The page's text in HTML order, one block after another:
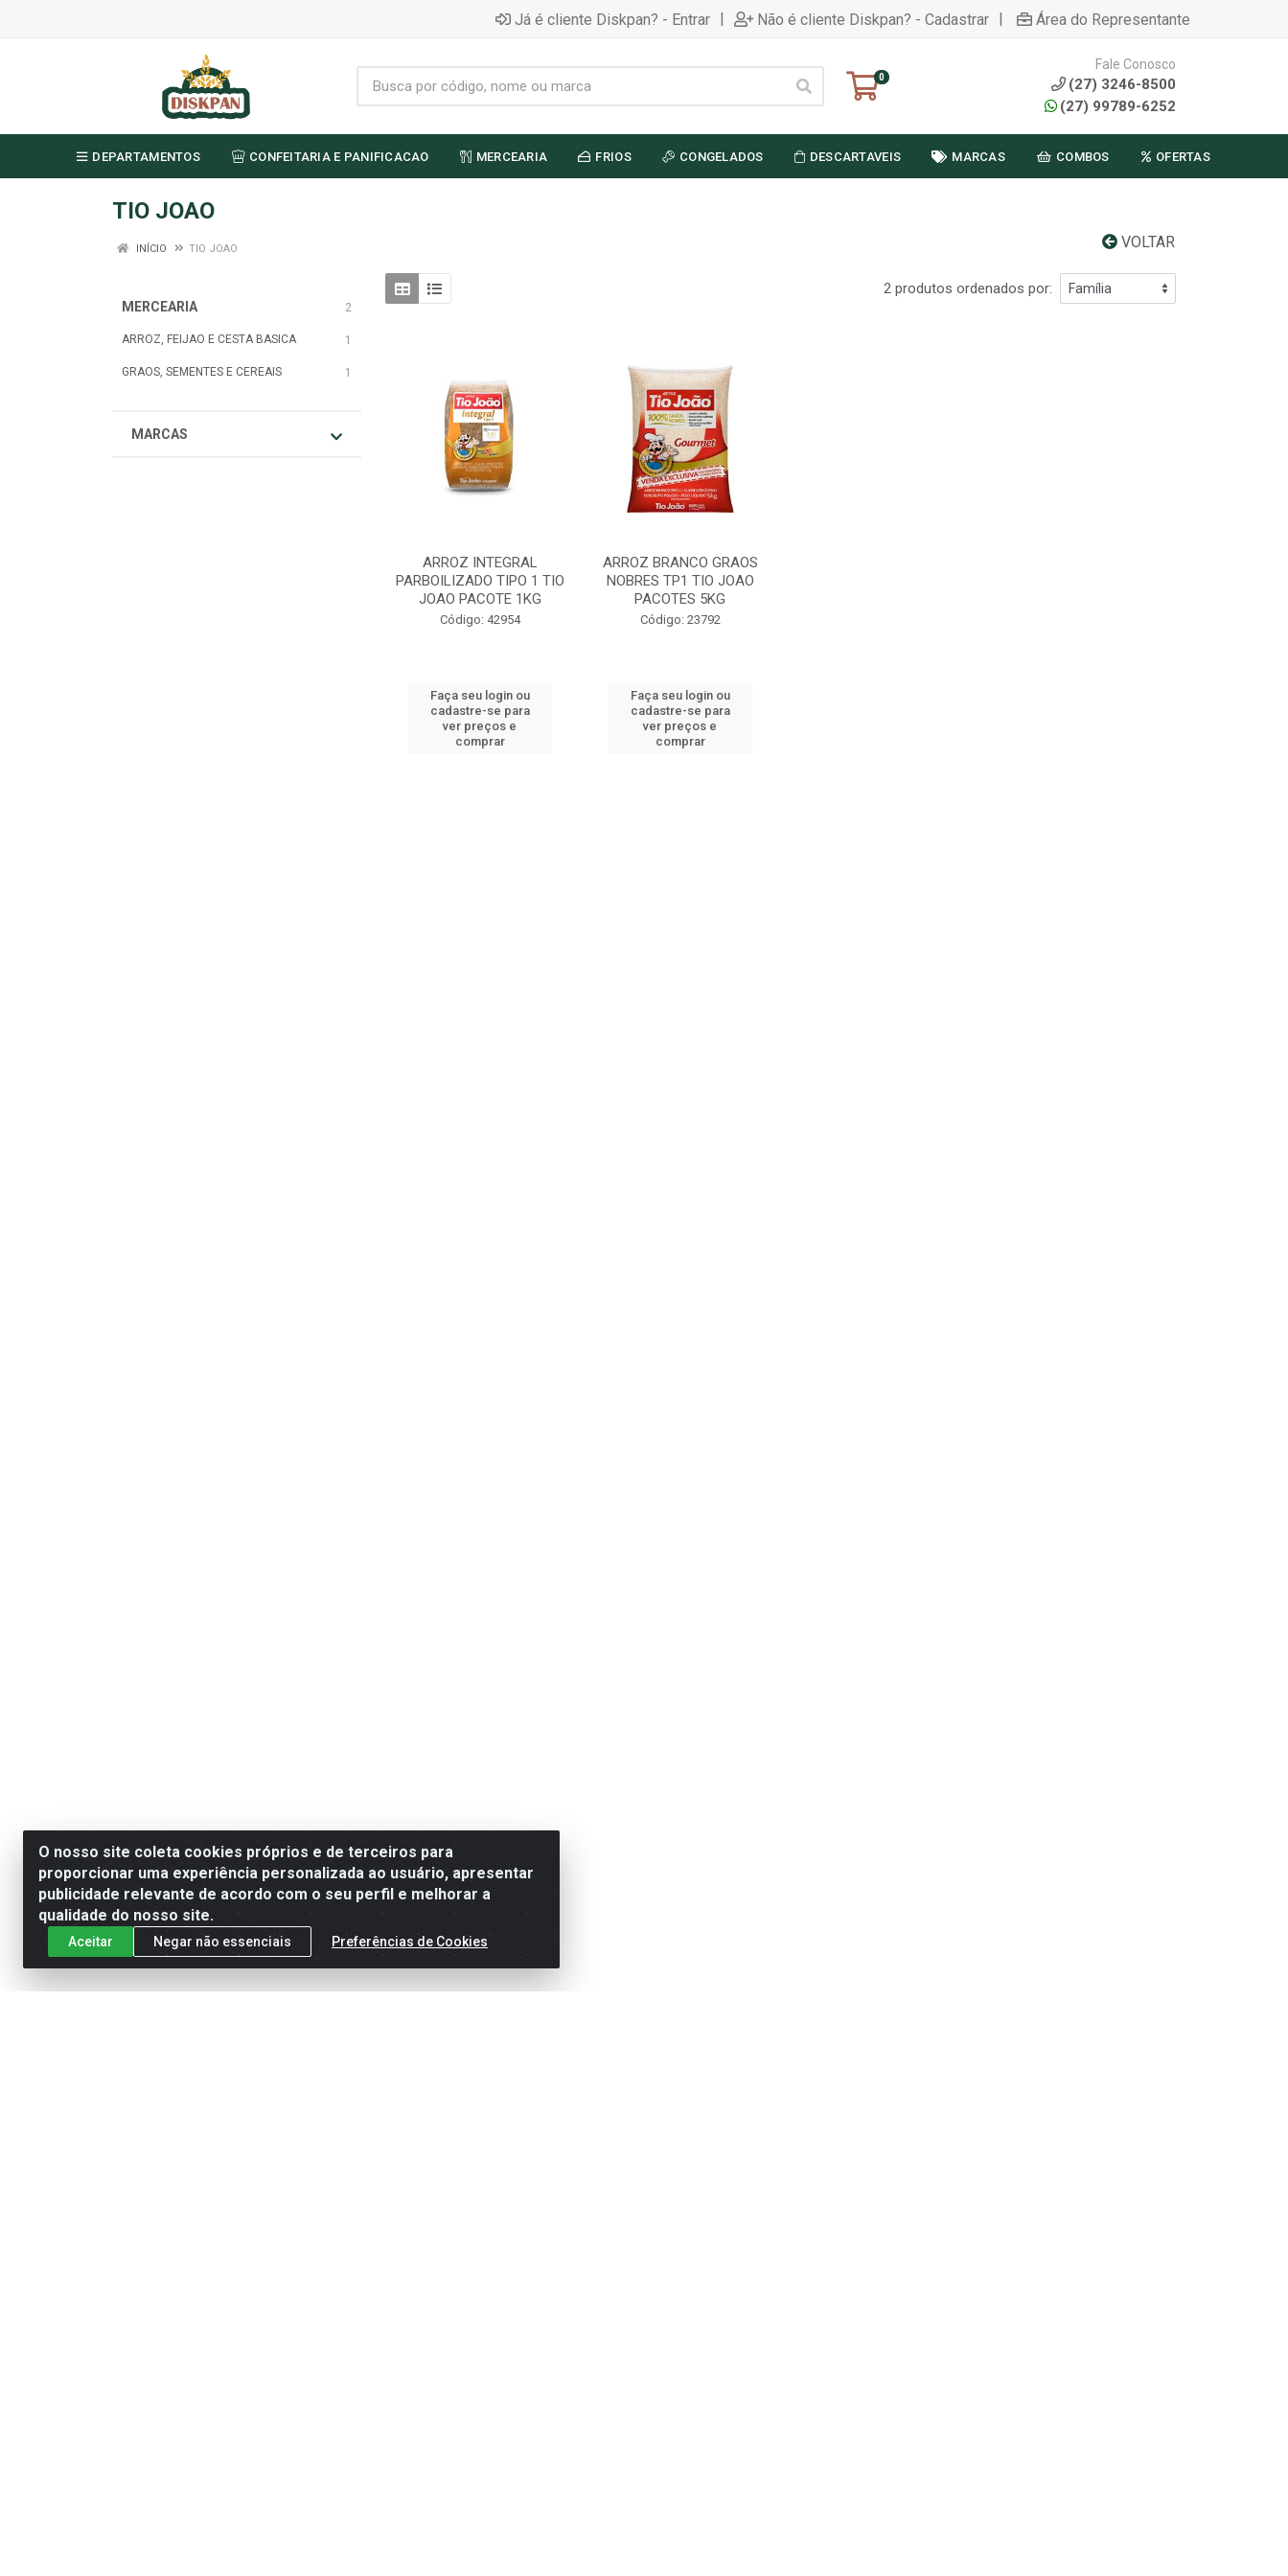
Já é cliente Diskpan? - Entrar | Não é cliente Diskpan? - Cadastrar | Área do Representante
0
Fale Conosco
(27) 3246-8500
(27) 99789-6252
DEPARTAMENTOS CONFEITARIA E PANIFICACAO MERCEARIA FRIOS CONGELADOS DESCARTAVEIS MARCAS COMBOS OFERTAS
TIO JOAO
VOLTAR
INÍCIO TIO JOAO
MERCEARIA 2
ARROZ, FEIJAO E CESTA BASICA 1
GRAOS, SEMENTES E CEREAIS 1
MARCAS
2 produtos ordenados por:
ARROZ INTEGRAL
PARBOILIZADO TIPO 1 TIO
JOAO PACOTE 1KG
Código: 42954
Faça seu login ou
cadastre-se para
ver preços e
comprar
ARROZ BRANCO GRAOS
NOBRES TP1 TIO JOAO
PACOTES 5KG
Código: 23792
Faça seu login ou
cadastre-se para
ver preços e
comprar
O nosso site coleta cookies próprios e de terceiros para
proporcionar uma experiência personalizada ao usuário, apresentar
publicidade relevante de acordo com o seu perfil e melhorar a
qualidade do nosso site.
Aceitar Negar não essenciais Preferências de Cookies